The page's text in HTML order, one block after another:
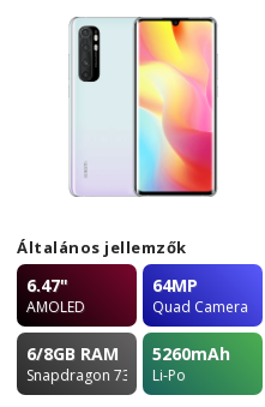
Általános jellemzők
6.47"
AMOLED
64MP
Quad Camera
6/8GB RAM
Snapdragon 730G
5260mAh
Li-Po